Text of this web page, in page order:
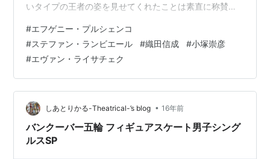
いタイプの王者の姿を見せてくれたことは素直に称賛す
の人が今大会を盛り上げてくれた立役者。 確かに男子か
ら４回転が消えてしまったら競技としての進化が止まる
という言い分はよぉ〜くわかるし、その意見に賛成で
す。 空中で軸がぶれても下半身の強さで持ちこたえる力
技を見せつけた着氷に身体能力の高さは健在なんだな
ぁ･･･と思ったりしたけど、美しいジャ…
#エフゲニー・プルシェンコ
#ステファン・ランビエール #織田信成 #小塚崇彦
#エヴァン・ライサチェク
しあとりかる-Theatrical-’s blog • 16年前
バンクーバー五輪 フィギュアスケート男子シング
ルスSP